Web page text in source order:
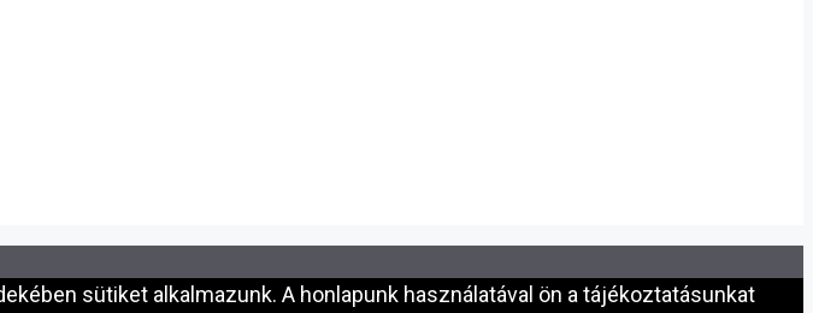
sütiket alkalmazunk. A honlapunk használatával ön a tájékoztatásunkat